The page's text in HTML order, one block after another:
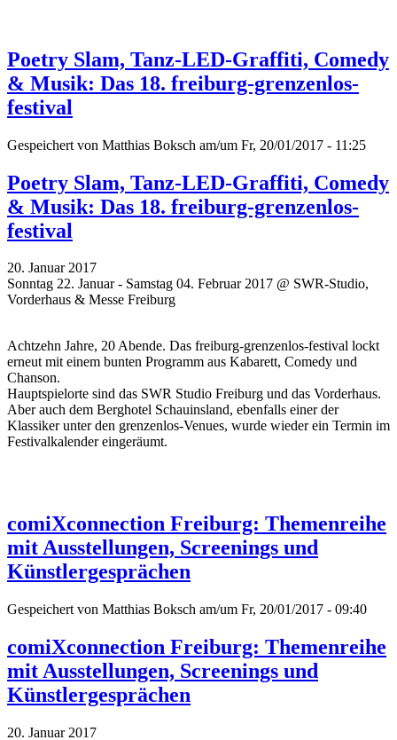
Poetry Slam, Tanz-LED-Graffiti, Comedy
& Musik: Das 18. freiburg-grenzenlos-
festival
Gespeichert von Matthias Boksch am/um Fr, 20/01/2017 - 11:25
Poetry Slam, Tanz-LED-Graffiti, Comedy
& Musik: Das 18. freiburg-grenzenlos-
festival
20. Januar 2017
Sonntag 22. Januar - Samstag 04. Februar 2017 @ SWR-Studio,
Vorderhaus & Messe Freiburg
Achtzehn Jahre, 20 Abende. Das freiburg-grenzenlos-festival lockt
erneut mit einem bunten Programm aus Kabarett, Comedy und
Chanson.
Hauptspielorte sind das SWR Studio Freiburg und das Vorderhaus.
Aber auch dem Berghotel Schauinsland, ebenfalls einer der
Klassiker unter den grenzenlos-Venues, wurde wieder ein Termin im
Festivalkalender eingeräumt.
comiXconnection Freiburg: Themenreihe
mit Ausstellungen, Screenings und
Künstlergesprächen
Gespeichert von Matthias Boksch am/um Fr, 20/01/2017 - 09:40
comiXconnection Freiburg: Themenreihe
mit Ausstellungen, Screenings und
Künstlergesprächen
20. Januar 2017